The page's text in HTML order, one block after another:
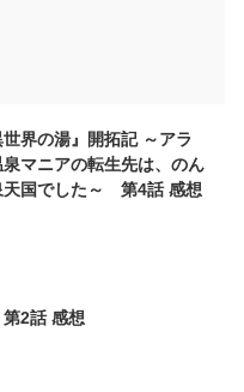
界の湯』開拓記 ～アラ
泉マニアの転生先は、のん
天国でした～ 第4話 感想
2話 感想